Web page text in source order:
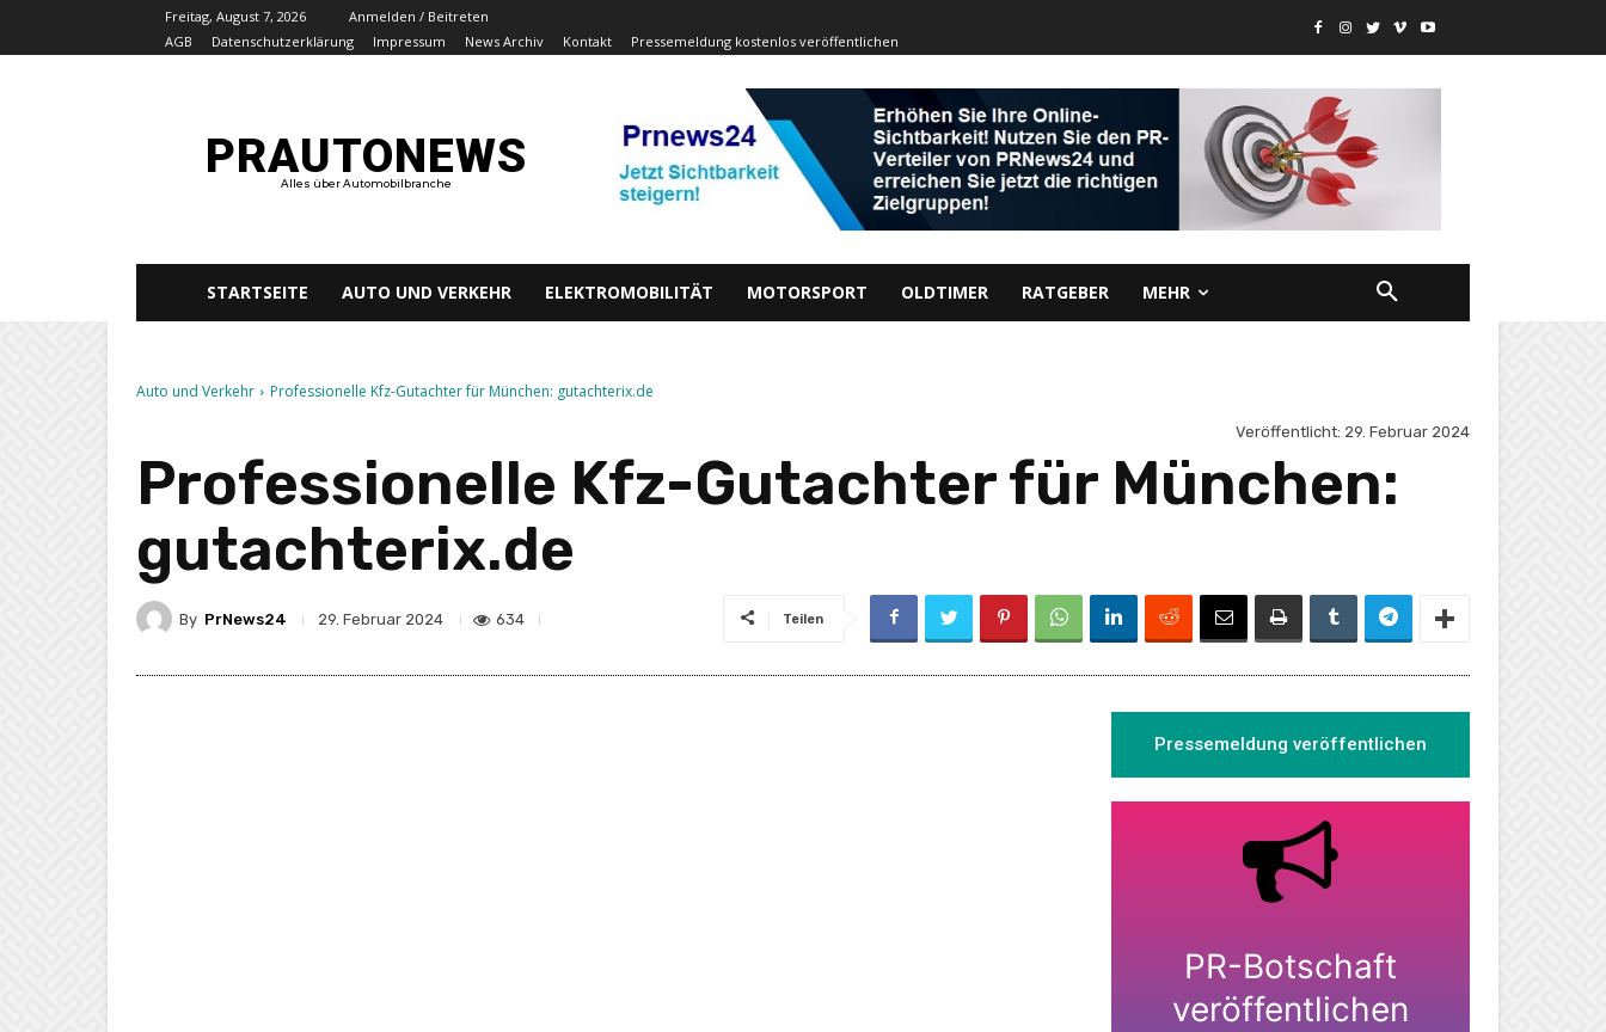
Freitag, August 7, 2026
Anmelden / Beitreten
AGB
Datenschutzerklärung Impressum News Archiv Kontakt Pressemeldung kostenlos veröffentlichen
PRAUTONEWS
Alles über Automobilbranche
STARTSEITE AUTO UND VERKEHR ELEKTROMOBILITÄT MOTORSPORT OLDTIMER RATGEBER MEHR
Auto und Verkehr Professionelle Kfz-Gutachter für München: gutachterix.de
Veröffentlicht: 29. Februar 2024
Professionelle Kfz-Gutachter für München:
gutachterix.de
By PrNews24 29. Februar 2024 634 Teilen
Pressemeldung veröffentlichen
PR-Botschaft
veröffentlichen